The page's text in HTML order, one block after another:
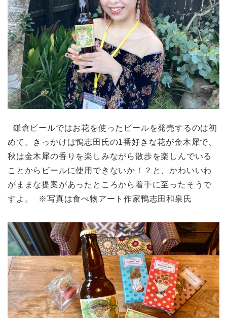
鎌倉ビールではお花を使ったビールを発売するのは初
めて。きっかけは鴨志田氏の1番好きな花が金木犀で、
秋は金木犀の香りを楽しみながら散歩を楽しんでいる
ことからビールに使用できないか！？と、かわいいわ
がままな提案があったところから着手に至ったそうで
すよ。 ※写真は食べ物アート作家鴨志田和泉氏